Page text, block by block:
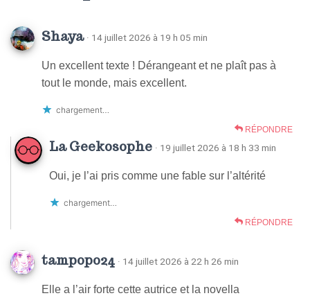
Shaya · 14 juillet 2026 à 19 h 05 min
Un excellent texte ! Dérangeant et ne plaît pas à
tout le monde, mais excellent.
chargement…
RÉPONDRE
La Geekosophe · 19 juillet 2026 à 18 h 33 min
Oui, je l’ai pris comme une fable sur l’altérité
chargement…
RÉPONDRE
tampopo24 · 14 juillet 2026 à 22 h 26 min
Elle a l’air forte cette autrice et la novella